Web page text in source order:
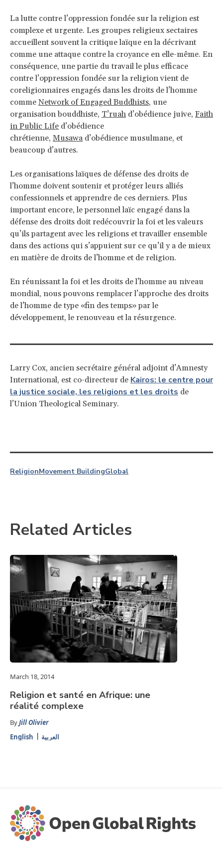
La lutte contre l’oppression fondée sur la religion est
complexe et urgente. Les groupes religieux sectaires
accueillent souvent la critique laïque en la décrivant
comme une attaque contre la croyance en elle-même. En
conséquence, une partie du travail le plus efficace
contre l’oppression fondée sur la religion vient de
coreligionnaires engagés dans les droits de l’homme
comme Network of Engaged Buddhists, une
organisation bouddhiste, T’ruah d’obédience juive, Faith
in Public Life d’obédience
chrétienne, Musawa d’obédience musulmane, et
beaucoup d’autres.
Les organisations laïques de défense des droits de
l’homme doivent soutenir et protéger leurs alliés
confessionnels et apprendre de ces derniers. Plus
important encore, le personnel laïc engagé dans la
défense des droits doit redécouvrir la foi et les valeurs
qu’ils partagent avec les religions et travailler ensemble
dans des actions qui s’appuient sur ce qu’il y a de mieux
en matière de droits de l’homme et de religion.
En réunissant la foi et les droits de l’homme au niveau
mondial, nous pouvons remplacer l’approche des droits
de l’homme de type «fin des temps» par le
développement, le renouveau et la résurgence.
Larry Cox, ancien secrétaire général adjoint d’Amnesty
International, est co-directeur de Kairos: le centre pour
la justice sociale, les religions et les droits de
l’Union Theological Seminary.
ReligionMovement BuildingGlobal
Related Articles
March 18, 2014
Religion et santé en Afrique: une
réalité complexe
ByJill Olivier
English
العربية